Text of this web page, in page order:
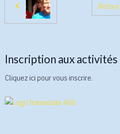
Retour
Inscription aux activités
Cliquez ici pour vous inscrire.